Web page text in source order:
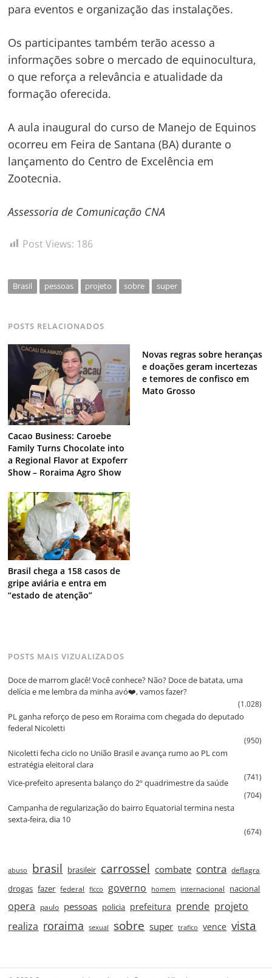
para eventos e organização das instalações.
Os participantes também terão acesso a
informações sobre o mercado de equinocultura,
o que reforça a relevância e atualidade da
formação oferecida.
A aula inaugural do curso de Manejo de Equinos
ocorreu em Feira de Santana (BA) durante o
lançamento do Centro de Excelência em
Zootecnia.
Assessoria de Comunicação CNA
Post Views: 186
Brasil pessoas projeto sobre super
POSTS RELACIONADOS
Cacao Business: Caroebe
Family Turns Chocolate into
a Regional Flavor at Expoferr
Show – Roraima Agro Show
Novas regras sobre heranças
e doações geram incertezas
e temores de confisco em
Mato Grosso
Brasil chega a 158 casos de
gripe aviária e entra em
“estado de atenção”
POSTS MAIS VIZUALIZADOS
Doce de marrom glacê! Você conhece? Não? Doce de batata, uma
delícia e me lembra da minha avó❤️, vamos fazer?
(1.028)
PL ganha reforço de peso em Roraima com chegada do deputado
federal Nicoletti
(950)
Nicoletti fecha ciclo no União Brasil e avança rumo ao PL com
estratégia eleitoral clara
(741)
Vice‑prefeito apresenta balanço do 2º quadrimestre da saúde
(704)
Campanha de regularização do bairro Equatorial termina nesta
sexta‑feira, dia 10
(674)
abuso brasil brasileir carrossel combate contra deflagra
drogas fazer federal ficco governo homem internacional nacional
opera paulo pessoas policia prefeitura prende projeto
realiza roraima sexual sobre super trafico vence vista